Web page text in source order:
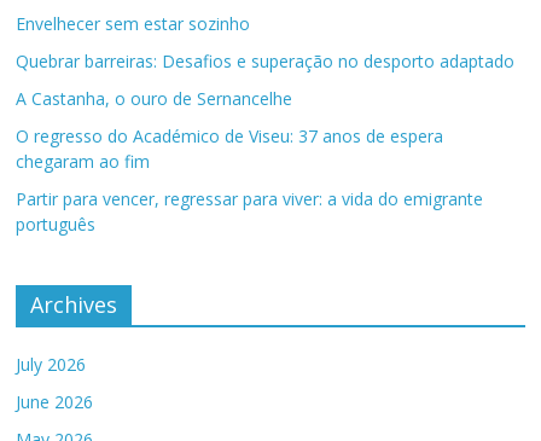
Envelhecer sem estar sozinho
Quebrar barreiras: Desafios e superação no desporto adaptado
A Castanha, o ouro de Sernancelhe
O regresso do Académico de Viseu: 37 anos de espera
chegaram ao fim
Partir para vencer, regressar para viver: a vida do emigrante
português
Archives
July 2026
June 2026